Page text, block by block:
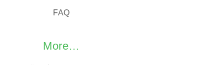
FAQ
More…